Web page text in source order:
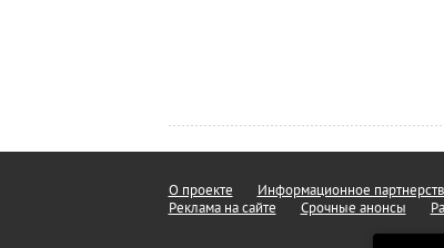
О проекте Информационное
Реклама на сайте
Срочные анонсы